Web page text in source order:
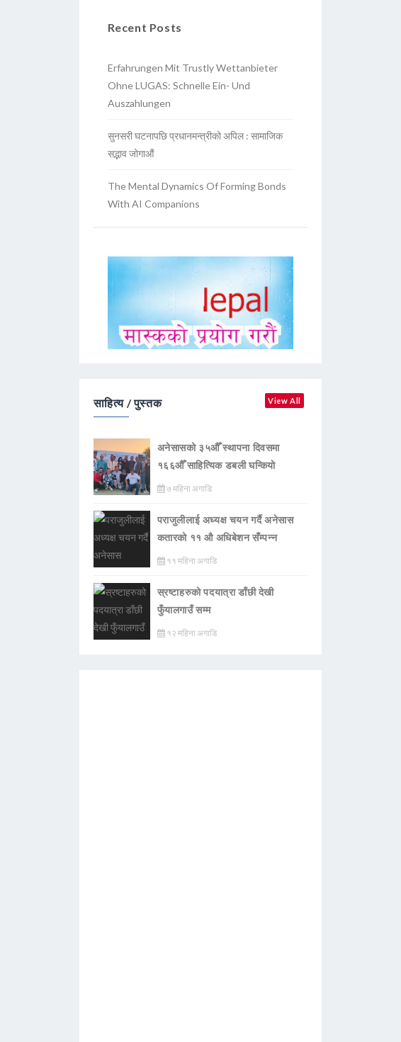
Recent Posts
Erfahrungen Mit Trustly Wettanbieter
Ohne LUGAS: Schnelle Ein- Und
Auszahlungen
सुनसरी घटनापछि प्रधानमन्त्रीको अपिल : सामाजिक
सद्भाव जोगाऔं
The Mental Dynamics Of Forming Bonds
With AI Companions
साहित्य / पुस्तक View All
अनेसासको ३५औँ स्थापना दिवसमा
१६६औँ साहित्यिक डबली घन्कियाे
७ महिना अगाडि
पराजुलीलाई अध्यक्ष चयन गर्दै अनेसास
कतारको ११ औ अधिबेशन सँम्पन्न
११ महिना अगाडि
स्रष्टाहरुको पदयात्रा डाँछी देखी
फुँयालगाउँ सम्म
१२ महिना अगाडि